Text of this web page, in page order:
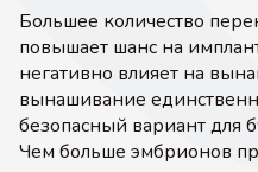
Большее количество
повышает шанс на
негативно влияет на
вынашивание
безопасный вариант
Чем больше эмбрионов